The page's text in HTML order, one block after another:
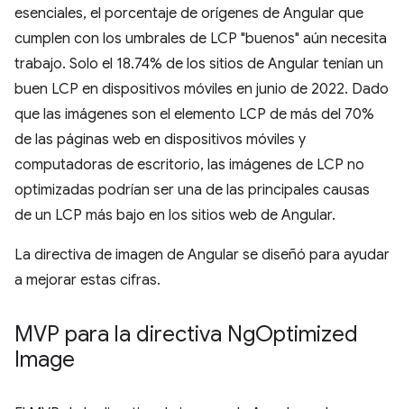
esenciales, el porcentaje de orígenes de Angular que
cumplen con los umbrales de LCP "buenos" aún necesita
trabajo. Solo el 18.74% de los sitios de Angular tenían un
buen LCP en dispositivos móviles en junio de 2022. Dado
que las imágenes son el elemento LCP de más del 70%
de las páginas web en dispositivos móviles y
computadoras de escritorio, las imágenes de LCP no
optimizadas podrían ser una de las principales causas
de un LCP más bajo en los sitios web de Angular.
La directiva de imagen de Angular se diseñó para ayudar
a mejorar estas cifras.
MVP para la directiva NgOptimized
Image